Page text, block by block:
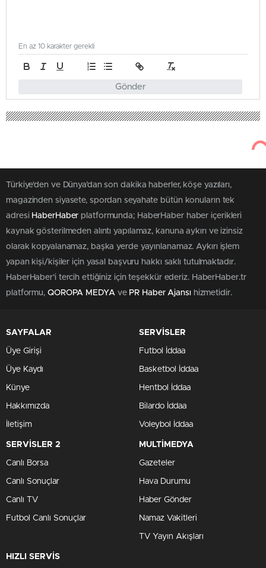
Gönder
En az 10 karakter gerekli
Megavatsaatlik Depolama
Kapasitesi Yolda!
Türkiye, enerji depolama alanında dev bir adım atmaya
hazırlanıyor
! Gelecek yıl, ülkenin elektrik depolama
kapasitesi tam 1500 megavatsaat artış gösterecek. Enerji
Depolama Endüstrileri Derneği (EDEDER) Başkanı Doğa
Can Bayram, bu süreçte Türkiye’nin yeni teknolojilere hızla
uyum sağladığını vurguladı. Peki, bugelişmeler
enerji sektöründe nasıl bir dönüşüm yaratacak?